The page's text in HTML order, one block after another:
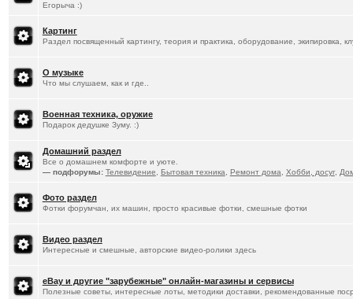
Егорыча :)
Картинг
Раздел посвященный картингу, теория и практика, оборудование, экипировка,
О музыке
Что мы слушаем, как и где..
Военная техника, оружие
Подарок дедушке Зуму. :)
Домашний раздел
Все о домашнем комфорте и уюте.
— подфорумы: Телевидение Бытовая техника Ремонт дома Хобби, досуг,
Фото раздел
Фотки форумчан, их машин, просто красивые фотки, смешные фотки
Видео раздел
Интересные и смешные, авторские видео-ролики здесь
eBay и другие "зарубежные" онлайн-магазины и сервисы
Полезные советы, интересные лоты, методики доставки, рекомендованные